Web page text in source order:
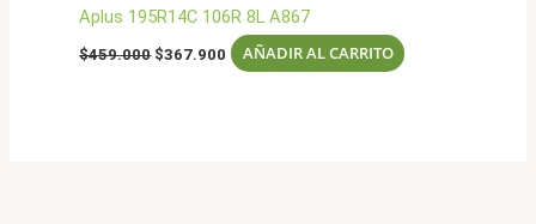
Aplus 195R14C 106R 8L A867
$459.000 El
$367.900 El
precio
AÑADIR AL CARRITO